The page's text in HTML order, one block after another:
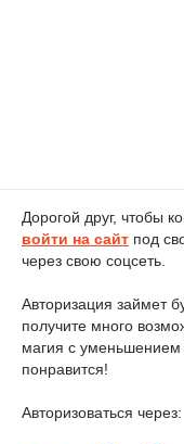
Дорогой друг, чтобы
войти на сайт под
через свою соцсеть.
Авторизация займет
получите много
магия с уменьшением
понравится!
Авторизоваться через: